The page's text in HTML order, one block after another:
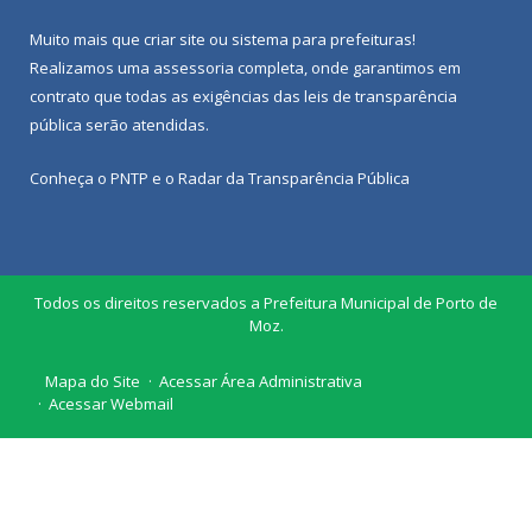
Muito mais que criar site ou sistema para prefeituras!
Realizamos uma assessoria completa, onde garantimos em
contrato que todas as exigências das leis de transparência
pública serão atendidas.
Conheça o PNTP e o Radar da Transparência Pública
Todos os direitos reservados a Prefeitura Municipal de Porto de
Moz.
Mapa do Site
Acessar Área Administrativa
Acessar Webmail